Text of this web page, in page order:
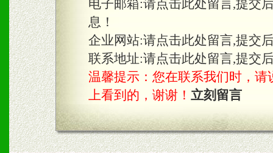
电子邮箱:请点击此处留言,提交
息！
企业网站:请点击此处留言,提交
联系地址:请点击此处留言,提交
温馨提示：您在联系我们时，请
上看到的，谢谢！ 立刻留言